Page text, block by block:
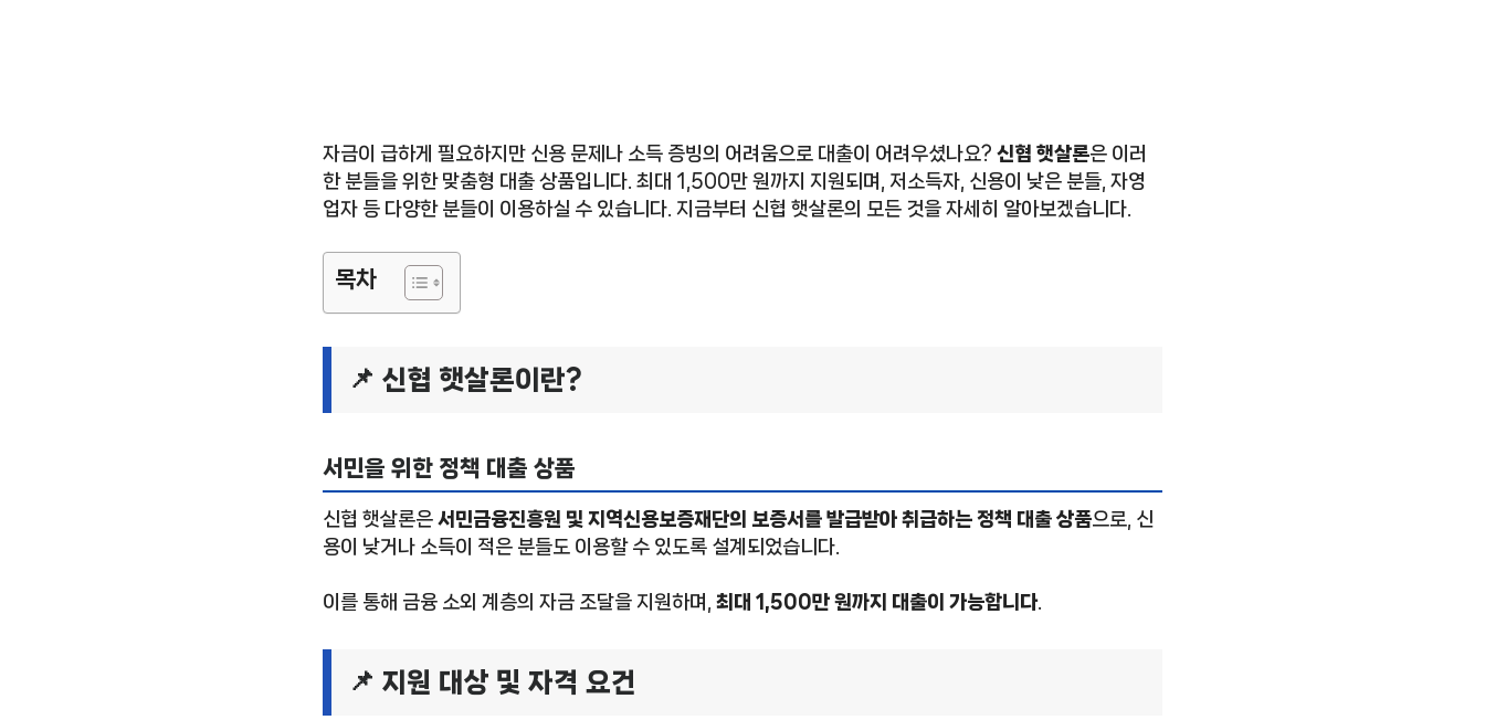
자금이 급하게 필요하지만 신용 문제나 소득 증빙의 어려움으로 대출이 어려우셨나요? 신협 햇살론은 이러
한 분들을 위한 맞춤형 대출 상품입니다. 최대 1,500만 원까지 지원되며, 저소득자, 신용이 낮은 분들, 자영
업자 등 다양한 분들이 이용하실 수 있습니다. 지금부터 신협 햇살론의 모든 것을 자세히 알아보겠습니다.
목차
📌 신협 햇살론이란?
서민을 위한 정책 대출 상품
신협 햇살론은 서민금융진흥원 및 지역신용보증재단의 보증서를 발급받아 취급하는 정책 대출 상품으로, 신
용이 낮거나 소득이 적은 분들도 이용할 수 있도록 설계되었습니다.
이를 통해 금융 소외 계층의 자금 조달을 지원하며, 최대 1,500만 원까지 대출이 가능합니다.
📌 지원 대상 및 자격 요건